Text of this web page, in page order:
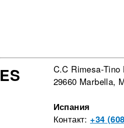
ES
C.C Rimesa-
29660 Marbella,
Испания
Контакт: +34